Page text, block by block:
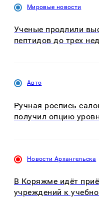
Мировые новости
Ученые продлили
пептидов до трех
Авто
Ручная роспись
получил опцию
Новости Архангельска
В Коряжме идёт
учреждений к